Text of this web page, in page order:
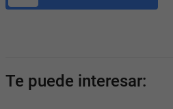
Te puede interesar: